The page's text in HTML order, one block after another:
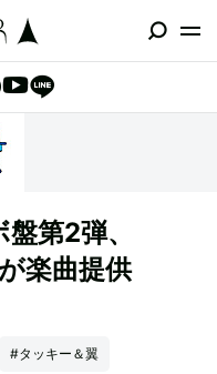
第2弾、
楽曲提供
#タッキー＆翼